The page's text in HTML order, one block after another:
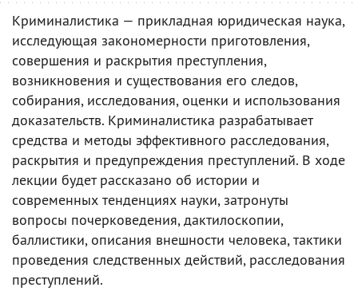
Криминалистика — прикладная юридическая наука,
исследующая закономерности приготовления,
совершения и раскрытия преступления,
возникновения и существования его следов,
собирания, исследования, оценки и использования
доказательств. Криминалистика разрабатывает
средства и методы эффективного расследования,
раскрытия и предупреждения преступлений. В ходе
лекции будет рассказано об истории и
современных тенденциях науки, затронуты
вопросы почерковедения, дактилоскопии,
баллистики, описания внешности человека, тактики
проведения следственных действий, расследования
преступлений.